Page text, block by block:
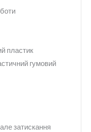
пластик
гумовий
затискання